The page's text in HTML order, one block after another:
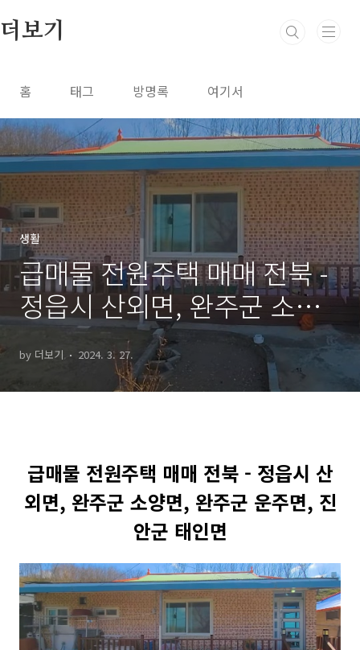
더보기
홈 태그 방명록 여기서
생활
급매물 전원주택 매매 전북 -
정읍시 산외면, 완주군 소양
면, 완주군 운주면, 진안군 태
인면
by 더보기 2024. 3. 27.
급매물 전원주택 매매 전북 - 정읍시 산
외면, 완주군 소양면, 완주군 운주면, 진
안군 태인면